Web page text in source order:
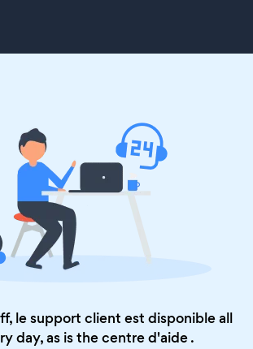
le support client est disponible all
day, as is thecentre d'aide.